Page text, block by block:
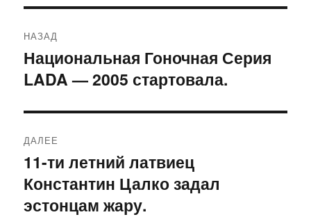
по
записям
НАЗАД
Предыдущая
запись:
Национальная Гоночная Серия
LADA — 2005 стартовала.
ДАЛЕЕ
Следующая
запись:
11-ти летний латвиец
Константин Цалко задал
эстонцам жару.